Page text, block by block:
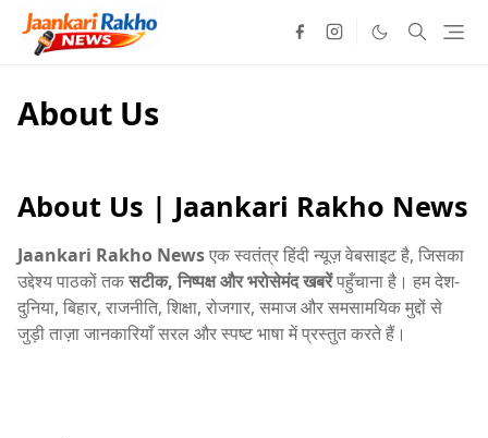
About Us
About Us | Jaankari Rakho News
Jaankari Rakho Newsएक स्वतंत्र हिंदी न्यूज़ वेबसाइट है, जिसका
उद्देश्य पाठकों तकसटीक, निष्पक्ष और भरोसेमंद खबरेंपहुँचाना है। हम देश-
दुनिया, बिहार, राजनीति, शिक्षा, रोजगार, समाज और समसामयिक मुद्दों से
जुड़ी ताज़ा जानकारियाँ सरल और स्पष्ट भाषा में प्रस्तुत करते हैं।